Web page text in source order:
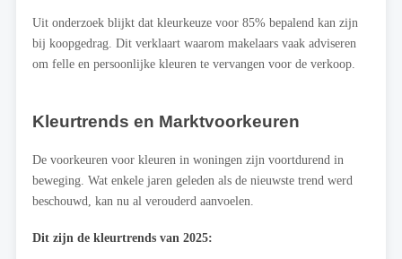
Uit onderzoek blijkt dat kleurkeuze voor 85% bepalend kan zijn
bij koopgedrag. Dit verklaart waarom makelaars vaak adviseren
om felle en persoonlijke kleuren te vervangen voor de verkoop.
Kleurtrends en Marktvoorkeuren
De voorkeuren voor kleuren in woningen zijn voortdurend in
beweging. Wat enkele jaren geleden als de nieuwste trend werd
beschouwd, kan nu al verouderd aanvoelen.
Dit zijn de kleurtrends van 2025: